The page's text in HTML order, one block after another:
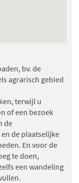
bv. de
agrarisch gebied
terwijl u
of een bezoek
de
de plaatselijke
En voor de
te doen,
een wandeling